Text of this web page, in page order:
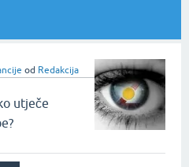
od Redakcija
utječe